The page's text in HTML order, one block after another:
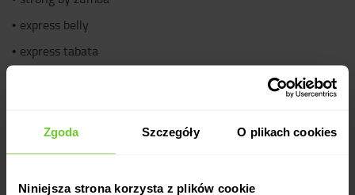
Zgoda Szczegóły O plikach cookies
Niniejsza strona korzysta z plików cookie
• express belly
• express tabata
calisthenics
•yoga
•power bike